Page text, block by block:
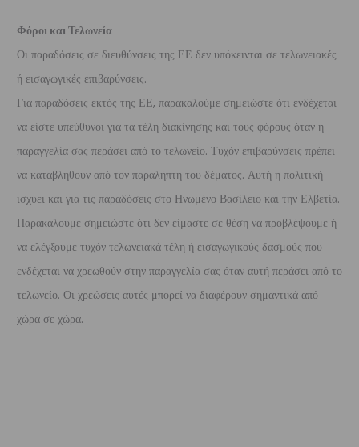
Φόροι και Τελωνεία
Οι παραδόσεις σε διευθύνσεις της ΕΕ δεν υπόκεινται σε τελωνειακές
ή εισαγωγικές επιβαρύνσεις.
Για παραδόσεις εκτός της ΕΕ, παρακαλούμε σημειώστε ότι ενδέχεται
να είστε υπεύθυνοι για τα τέλη διακίνησης και τους φόρους όταν η
παραγγελία σας περάσει από το τελωνείο. Τυχόν επιβαρύνσεις πρέπει
να καταβληθούν από τον παραλήπτη του δέματος. Αυτή η πολιτική
ισχύει και για τις παραδόσεις στο Ηνωμένο Βασίλειο και την Ελβετία.
Παρακαλούμε σημειώστε ότι δεν είμαστε σε θέση να προβλέψουμε ή
να ελέγξουμε τυχόν τελωνειακά τέλη ή εισαγωγικούς δασμούς που
ενδέχεται να χρεωθούν στην παραγγελία σας όταν αυτή περάσει από το
τελωνείο. Οι χρεώσεις αυτές μπορεί να διαφέρουν σημαντικά από
χώρα σε χώρα.